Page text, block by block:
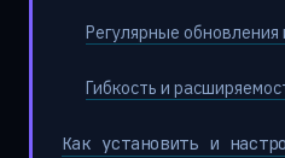
Регулярные
Гибкость и
Как установить и